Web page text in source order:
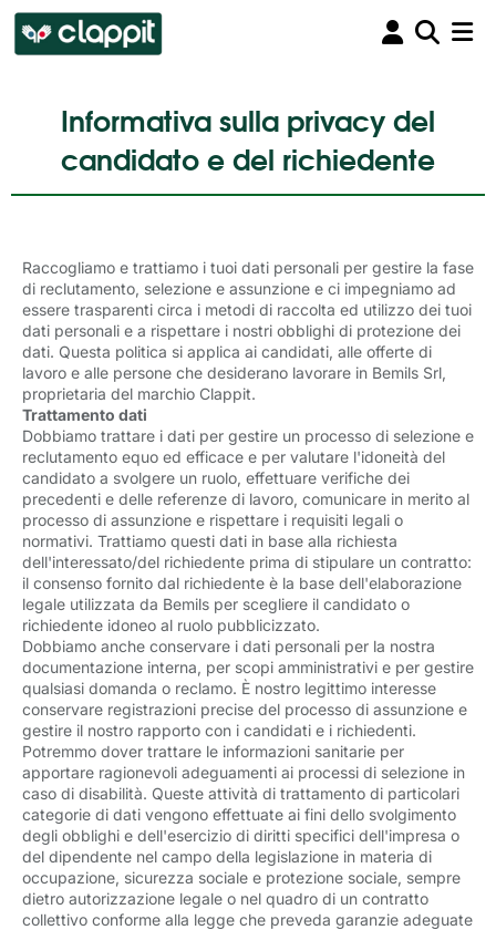
Informativa sulla privacy del
candidato e del richiedente
Raccogliamo e trattiamo i tuoi dati personali per gestire la fase
di reclutamento, selezione e assunzione e ci impegniamo ad
essere trasparenti circa i metodi di raccolta ed utilizzo dei tuoi
dati personali e a rispettare i nostri obblighi di protezione dei
dati. Questa politica si applica ai candidati, alle offerte di
lavoro e alle persone che desiderano lavorare in Bemils Srl,
proprietaria del marchio Clappit.
Trattamento dati
Dobbiamo trattare i dati per gestire un processo di selezione e
reclutamento equo ed efficace e per valutare l'idoneità del
candidato a svolgere un ruolo, effettuare verifiche dei
precedenti e delle referenze di lavoro, comunicare in merito al
processo di assunzione e rispettare i requisiti legali o
normativi. Trattiamo questi dati in base alla richiesta
dell'interessato/del richiedente prima di stipulare un contratto:
il consenso fornito dal richiedente è la base dell'elaborazione
legale utilizzata da Bemils per scegliere il candidato o
richiedente idoneo al ruolo pubblicizzato.
Dobbiamo anche conservare i dati personali per la nostra
documentazione interna, per scopi amministrativi e per gestire
qualsiasi domanda o reclamo. È nostro legittimo interesse
conservare registrazioni precise del processo di assunzione e
gestire il nostro rapporto con i candidati e i richiedenti.
Potremmo dover trattare le informazioni sanitarie per
apportare ragionevoli adeguamenti ai processi di selezione in
caso di disabilità. Queste attività di trattamento di particolari
categorie di dati vengono effettuate ai fini dello svolgimento
degli obblighi e dell'esercizio di diritti specifici dell'impresa o
del dipendente nel campo della legislazione in materia di
occupazione, sicurezza sociale e protezione sociale, sempre
dietro autorizzazione legale o nel quadro di un contratto
collettivo conforme alla legge che preveda garanzie adeguate